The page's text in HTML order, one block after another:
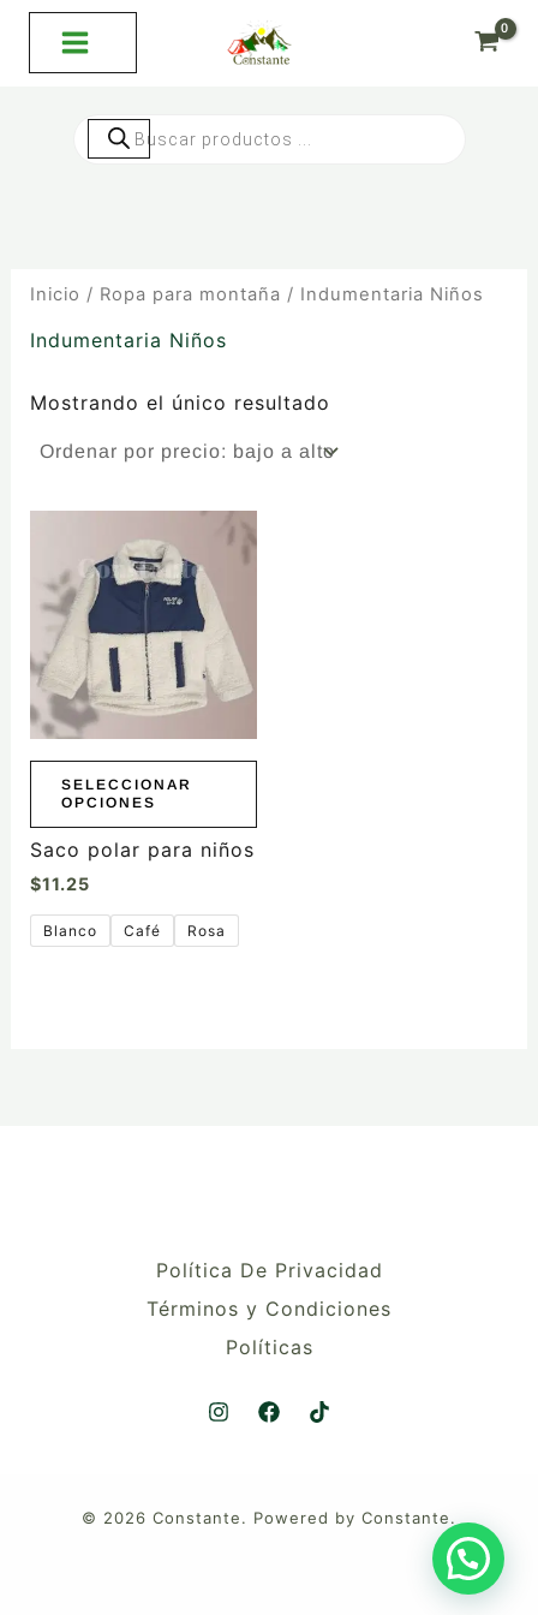
contenido
Búsqueda
productos
Inicio / Ropa para montaña / Indumentaria Niños
Indumentaria Niños
Mostrando el único resultado
SELECCIONAR
OPCIONES
producto
tiene
múltiples
variantes.
Las
opciones
se
pueden
elegir
la
página
de
producto
Saco polar para niños
$11.25
Blanco Café Rosa
Política De Privacidad
Términos y Condiciones
Políticas
© 2026 Constante. Powered by Constante.